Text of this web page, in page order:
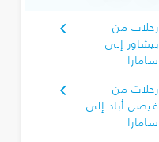
رحلات من
بيشاور إلى
سامارا
رحلات من
فيصل أباد إلى
سامارا